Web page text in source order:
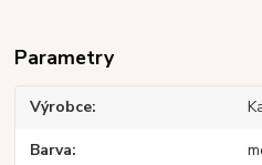
Parametry
Výrobce
Barva